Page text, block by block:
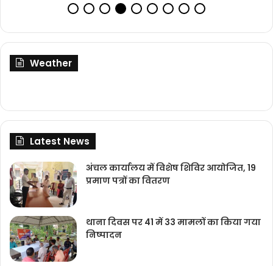
Weather
Latest News
अंचल कार्यालय में विशेष शिविर आयोजित, 19
प्रमाण पत्रों का वितरण
थाना दिवस पर 41 में 33 मामलों का किया गया
निष्‍पादन